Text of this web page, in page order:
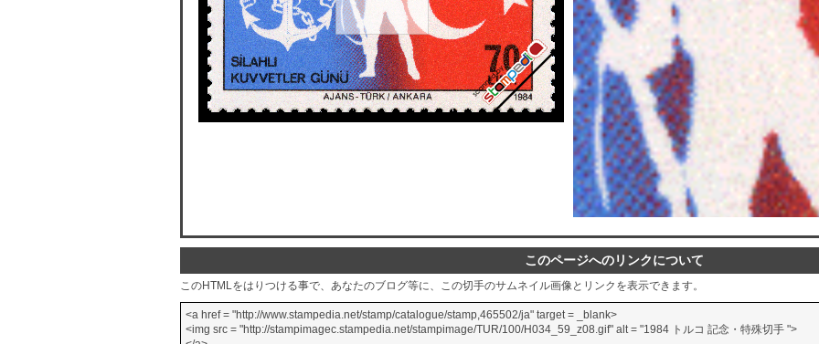
このページへのリンクについて
このHTMLをはりつける事で、あなたのブログ等に、この切手のサムネイル画像とリンクを表示できます。